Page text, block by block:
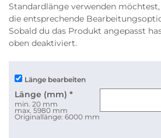
Standardlänge verwenden
die entsprechende
Sobald du das Produkt angepasst
oben deaktiviert.
Länge bearbeiten
Länge (mm) *
min. 20 mm
max. 5980 mm
Originallänge: 6000 mm